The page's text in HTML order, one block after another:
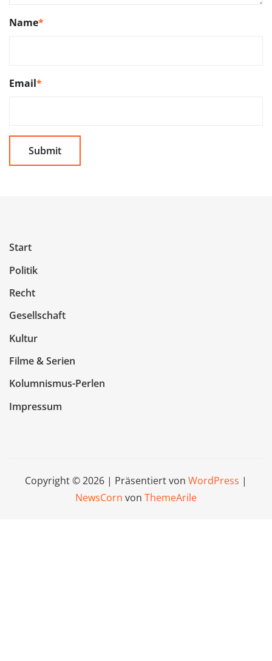
Name*
Email*
Start
Politik
Recht
Gesellschaft
Kultur
Filme & Serien
Kolumnismus-Perlen
Impressum
Copyright © 2026 | Präsentiert von WordPress |
NewsCorn von ThemeArile